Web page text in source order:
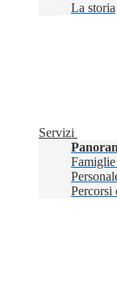
La storia
Servizi
Famiglie
Percorsi